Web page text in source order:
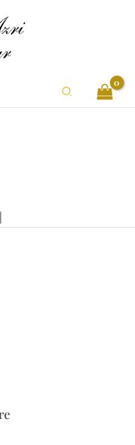
Rechercher